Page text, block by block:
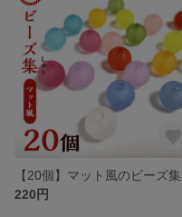
【20個】マット風のビーズ集
220円